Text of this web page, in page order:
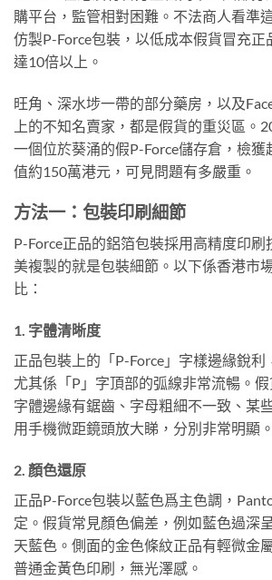
購平台，監管相對困難。不法商人看準
仿製P-Force包裝，以低成本假貨冒充正
達10倍以上。
旺角、深水埗一帶的部分藥房，以及
上的不知名賣家，都是假貨的重災區。
一個位於葵涌的假P-Force儲存倉，檢
值約150萬港元，可見問題有多嚴重。
方法一：包裝印刷細節
P-Force正品的鋁箔包裝採用高精度印
美複製的就是包裝細節。以下係香港市
比：
1. 字體清晰度
正品包裝上的「P-Force」字樣邊緣銳利
尤其係「P」字頂部的弧線非常流暢。假
字體邊緣有鋸齒、字母粗細不一致、某
用手機微距鏡頭放大睇，分別非常明顯。
2. 顏色還原
正品P-Force包裝以藍色爲主色調，
定。假貨常見顏色偏差，例如藍色過深
天藍色。側面的金色條紋正品有輕微金
普通金黃色印刷，無光澤感。